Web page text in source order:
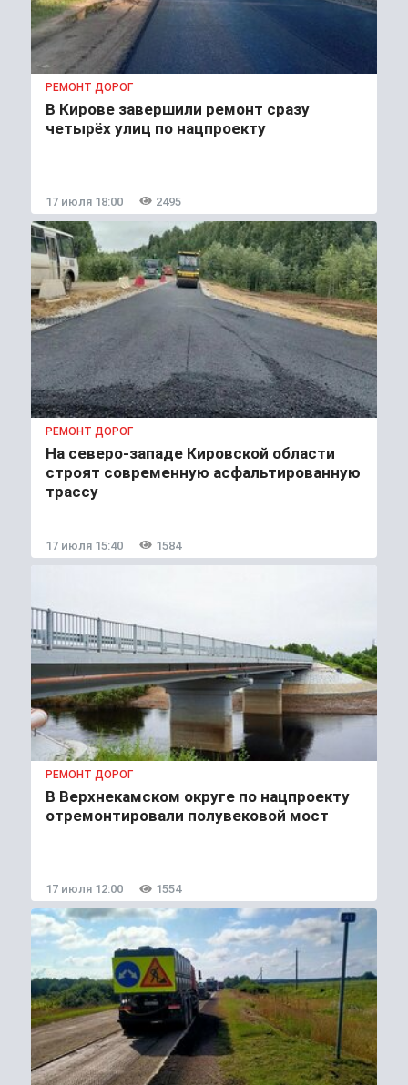
РЕМОНТ ДОРОГ
В Кирове завершили ремонт сразу
четырёх улиц по нацпроекту
17 июля 18:00 2495
РЕМОНТ ДОРОГ
На северо-западе Кировской области
строят современную асфальтированную
трассу
17 июля 15:40 1584
РЕМОНТ ДОРОГ
В Верхнекамском округе по нацпроекту
отремонтировали полувековой мост
17 июля 12:00 1554